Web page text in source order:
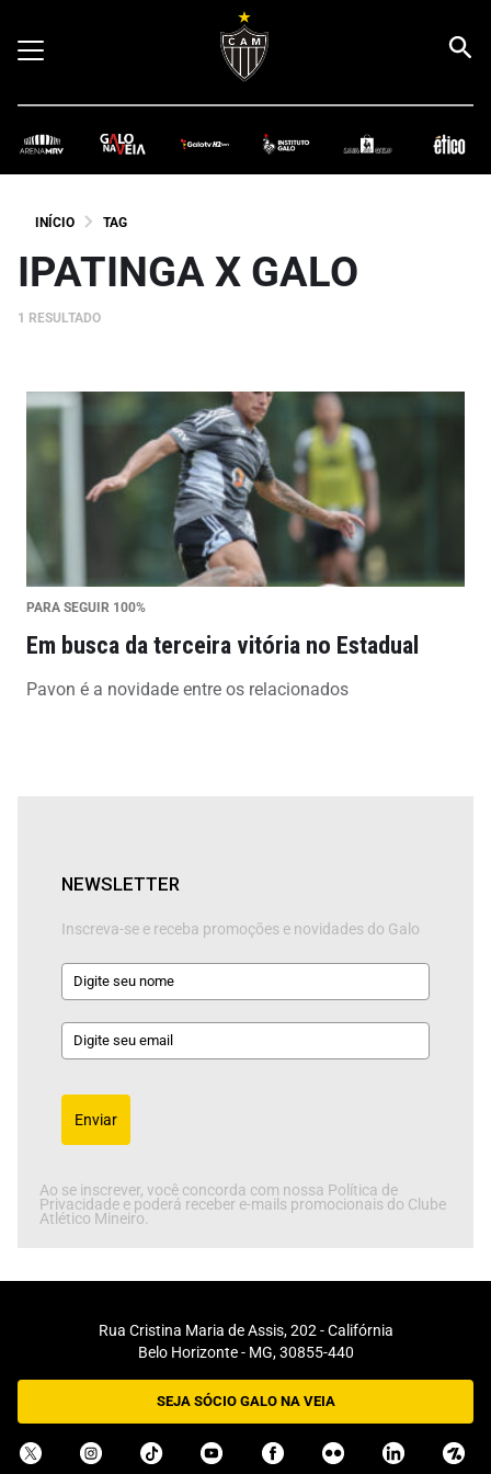
INÍCIO TAG
IPATINGA X GALO
1 RESULTADO
PARA SEGUIR 100%
Em busca da terceira vitória no Estadual
Pavon é a novidade entre os relacionados
NEWSLETTER
Inscreva-se e receba promoções e novidades do Galo
Enviar
Ao se inscrever, você concorda com nossa Política de
Privacidade e poderá receber e-mails promocionais do Clube
Atlético Mineiro.
Rua Cristina Maria de Assis, 202 - Califórnia
Belo Horizonte - MG, 30855-440
SEJA SÓCIO GALO NA VEIA